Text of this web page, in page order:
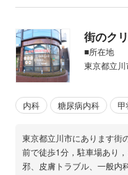
街のク
■所在地
東京都立
内科 糖尿病内科
東京都立川市にあります街
前で徒歩1分，駐車場あり
邪、皮膚トラブル、一般内